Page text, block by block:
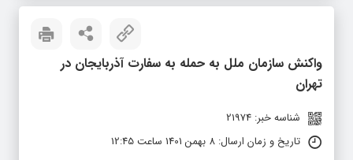
واکنش سازمان ملل به حمله به سفارت آذربایجان در
تهران
شناسه خبر: 21974
تاریخ و زمان ارسال: 8 بهمن 1401 ساعت 12:45